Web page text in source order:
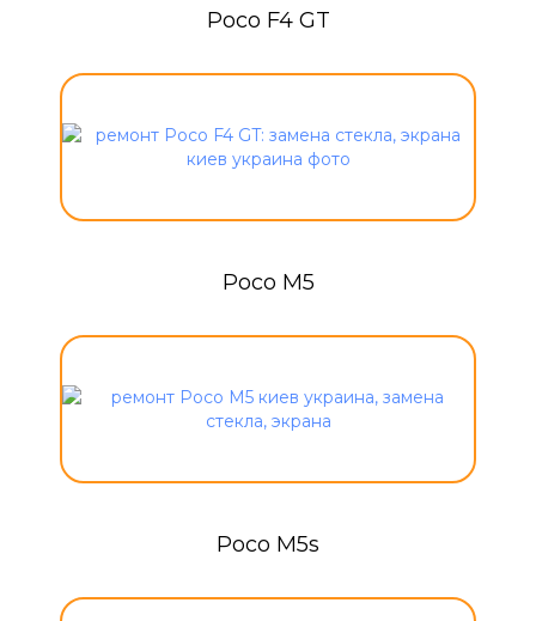
Poco F4 GT
Poco M5
Poco M5s